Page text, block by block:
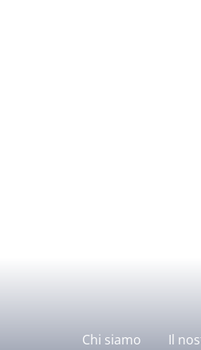
Chi siamo Il